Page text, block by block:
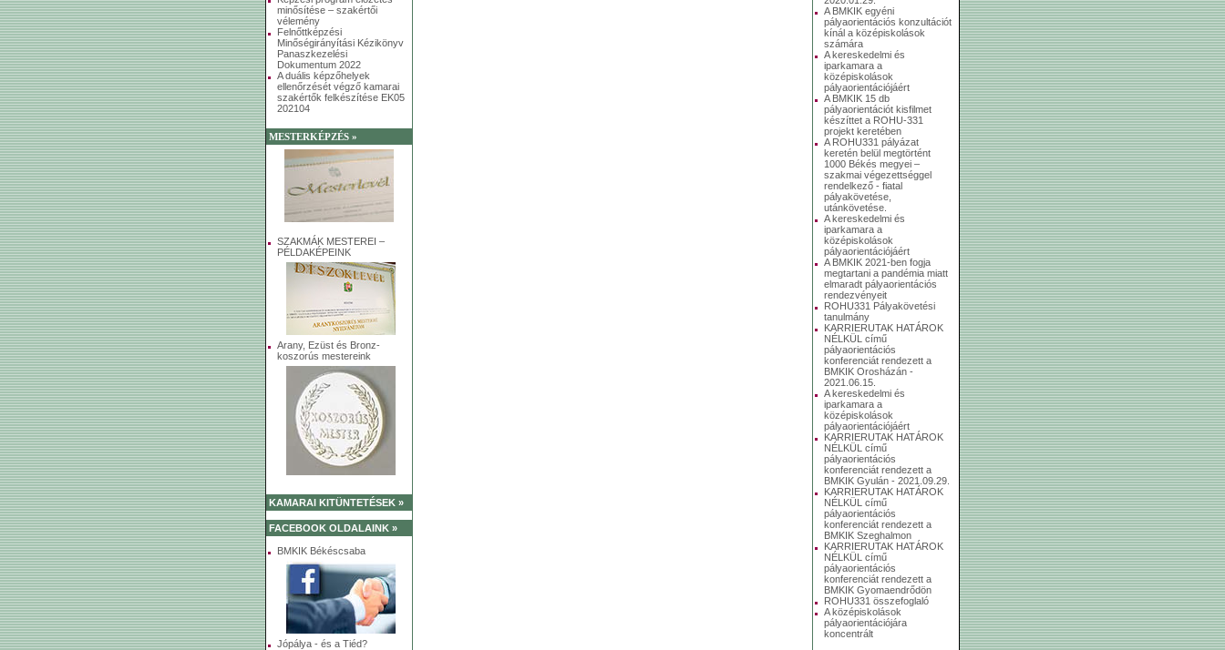
minősítése – szakértői
vélemény
Felnőttképzési
Minőségirányítási Kézikönyv
Panaszkezelési
Dokumentum 2022
A duális képzőhelyek
ellenőrzését végző kamarai
szakértők felkészítése EK05
202104
MESTERKÉPZÉS »
SZAKMÁK MESTEREI –
PÉLDAKÉPEINK
Arany, Ezüst és Bronz-
koszorús mestereink
KAMARAI KITÜNTETÉSEK »
FACEBOOK OLDALAINK »
BMKIK Békéscsaba
Jópálya - és a Tiéd?
A BMKIK egyéni
pályaorientációs konzultációt
kínál a középiskolások
számára
A kereskedelmi és
iparkamara a
középiskolások
pályaorientációjáért
A BMKIK 15 db
pályaorientációt kisfilmet
készíttet a ROHU-331
projekt keretében
A ROHU331 pályázat
keretén belül megtörtént
1000 Békés megyei –
szakmai végezettséggel
rendelkező - fiatal
pályakövetése,
utánkövetése.
A kereskedelmi és
iparkamara a
középiskolások
pályaorientációjáért
A BMKIK 2021-ben fogja
megtartani a pandémia miatt
elmaradt pályaorientációs
rendezvényeit
ROHU331 Pályakövetési
tanulmány
KARRIERUTAK HATÁROK
NÉLKÜL című
pályaorientációs
konferenciát rendezett a
BMKIK Orosházán -
2021.06.15.
A kereskedelmi és
iparkamara a
középiskolások
pályaorientációjáért
KARRIERUTAK HATÁROK
NÉLKÜL című
pályaorientációs
konferenciát rendezett a
BMKIK Gyulán - 2021.09.29.
KARRIERUTAK HATÁROK
NÉLKÜL című
pályaorientációs
konferenciát rendezett a
BMKIK Szeghalmon
KARRIERUTAK HATÁROK
NÉLKÜL című
pályaorientációs
konferenciát rendezett a
BMKIK Gyomaendrődön
ROHU331 összefoglaló
A középiskolások
pályaorientációjára
koncentrált